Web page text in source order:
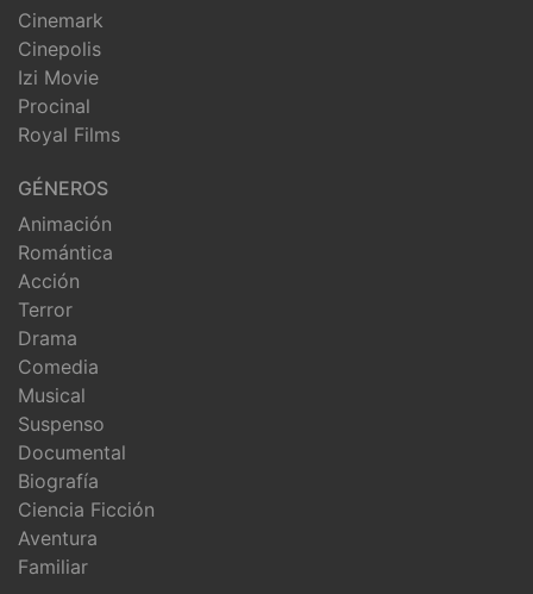
Cinemark
Cinepolis
Izi Movie
Procinal
Royal Films
GÉNEROS
Animación
Romántica
Acción
Terror
Drama
Comedia
Musical
Suspenso
Documental
Biografía
Ciencia Ficción
Aventura
Familiar